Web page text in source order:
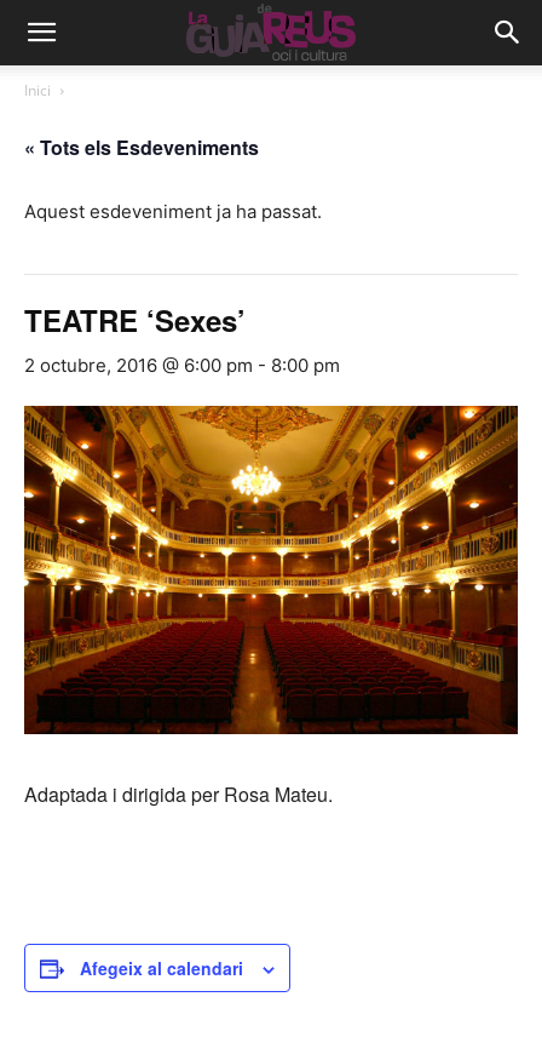
Inici
« Tots els Esdeveniments
Aquest esdeveniment ja ha passat.
TEATRE ‘Sexes’
2 octubre, 2016 @ 6:00 pm - 8:00 pm
Adaptada i dirigida per Rosa Mateu.
Afegeix al calendari